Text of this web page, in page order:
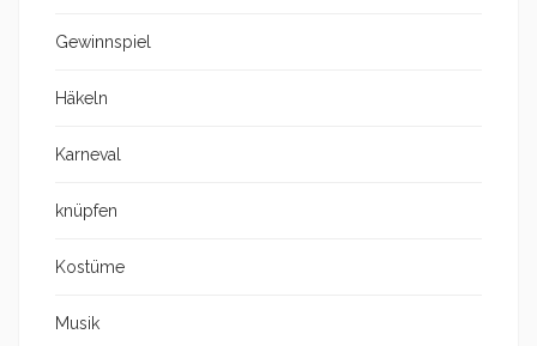
Gewinnspiel
Häkeln
Karneval
knüpfen
Kostüme
Musik